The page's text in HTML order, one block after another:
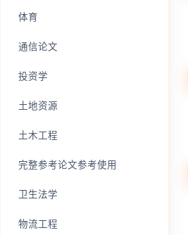
体育
通信论文
投资学
土地资源
土木工程
完整参考论文参考使用
卫生法学
物流工程